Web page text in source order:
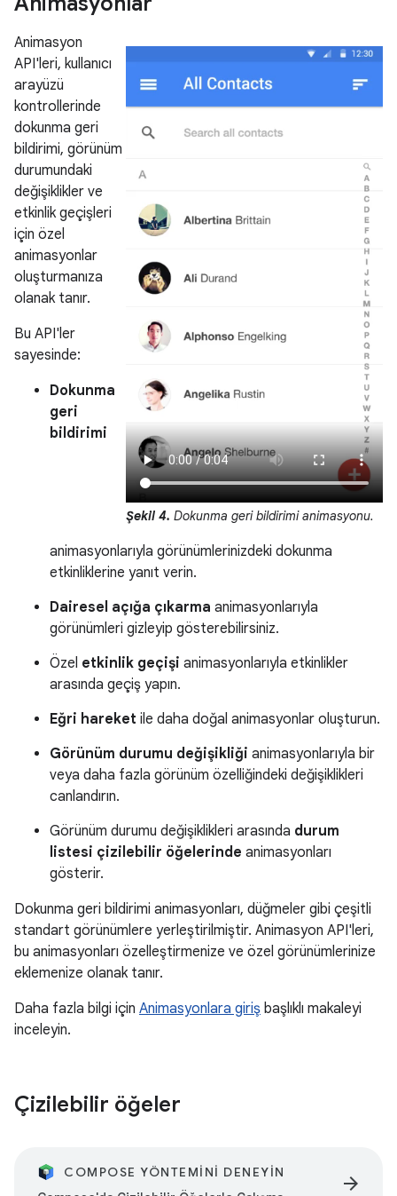
Şekil 4. Dokunma geri bildirimi animasyonu.
Animasyon
API'leri, kullanıcı
arayüzü
kontrollerinde
dokunma geri
bildirimi, görünüm
durumundaki
değişiklikler ve
etkinlik geçişleri
için özel
animasyonlar
oluşturmanıza
olanak tanır.
Bu API'ler
sayesinde:
Dokunma
geri
bildirimi
animasyonlarıyla görünümlerinizdeki dokunma
etkinliklerine yanıt verin.
Dairesel açığa çıkarma animasyonlarıyla
görünümleri gizleyip gösterebilirsiniz.
Özel etkinlik geçişi animasyonlarıyla etkinlikler
arasında geçiş yapın.
Eğri hareket ile daha doğal animasyonlar oluşturun.
Görünüm durumu değişikliği animasyonlarıyla bir
veya daha fazla görünüm özelliğindeki değişiklikleri
canlandırın.
Görünüm durumu değişiklikleri arasında durum
listesi çizilebilir öğelerinde animasyonları
gösterir.
Dokunma geri bildirimi animasyonları, düğmeler gibi çeşitli
standart görünümlere yerleştirilmiştir. Animasyon API'leri,
bu animasyonları özelleştirmenize ve özel görünümlerinize
eklemenize olanak tanır.
Daha fazla bilgi için Animasyonlara giriş başlıklı makaleyi
inceleyin.
Çizilebilir öğeler
COMPOSE YÖNTEMINI DENEYIN
arrow_forward